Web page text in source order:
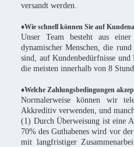
versandt werden.
♦Wie schnell können Sie auf
Unser Team besteht aus
dynamischer Menschen, die
sind, auf Kundenbedürfnisse
die meisten innerhalb von 8
♦Welche Zahlungsbedingungen
Normalerweise können wir
Akkreditiv verwenden, und
(1) Durch Überweisung ist eine
70% des Guthabenes wird vor
mit langfristiger